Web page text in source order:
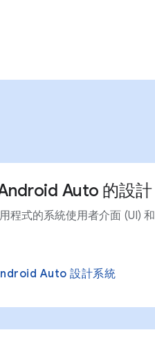
Auto 的設計
程式的系統使用者介面 (UI) 和
Auto 設計系統